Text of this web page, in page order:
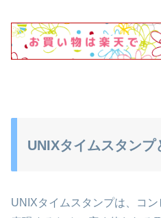
UNIXタイムスタンプ
UNIXタイムスタンプは、コ